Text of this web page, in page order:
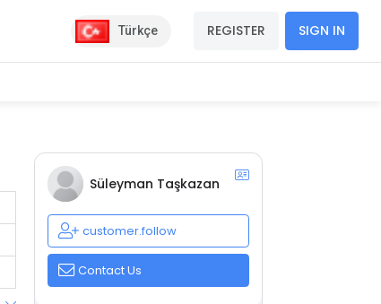
Türkçe REGISTER SIGN IN
Süleyman Taşkazan
customer.follow
Contact Us